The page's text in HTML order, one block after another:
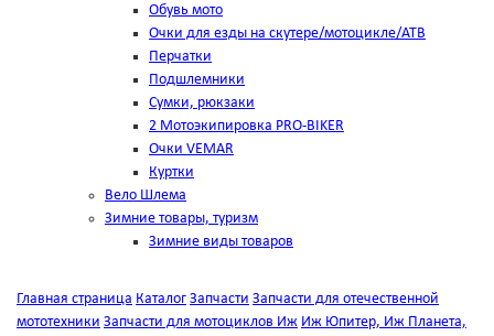
Обувь мото
Очки для езды на скутере/мотоцикле/АТВ
Перчатки
Подшлемники
Сумки, рюкзаки
2 Мотоэкипировка PRO-BIKER
Очки VEMAR
Куртки
Вело Шлема
Зимние товары, туризм
Зимние виды товаров
Главная страница Каталог Запчасти Запчасти для отечественной
мототехники Запчасти для мотоциклов Иж Иж Юпитер, Иж Планета,